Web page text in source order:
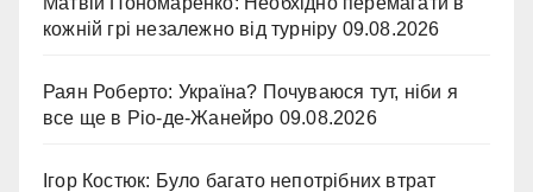
кожній грі незалежно від турніру 09.08.2026
Раян Роберто: Україна? Почуваюся тут, ніби я
все ще в Ріо-де-Жанейро 09.08.2026
Ігор Костюк: Було багато непотрібних втрат